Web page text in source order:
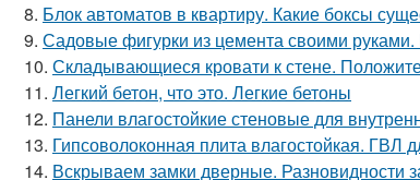
8. Блок автоматов в квартиру. Какие боксы
9. Садовые фигурки из цемента своими
10. Складывающиеся кровати к стене.
11. Легкий бетон, что это. Легкие бетоны
12. Панели влагостойкие стеновые для
13. Гипсоволоконная плита влагостойкая. ГВЛ
14. Вскрываем замки дверные. Разновидности